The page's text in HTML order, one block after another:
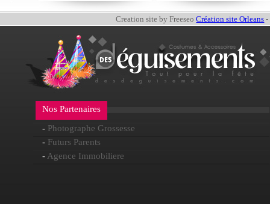
Creation site by FreeseoCréation site Orleans -
Nos Partenaires
- Photographe Grossesse
- Futurs Parents
- Agence Immobiliere